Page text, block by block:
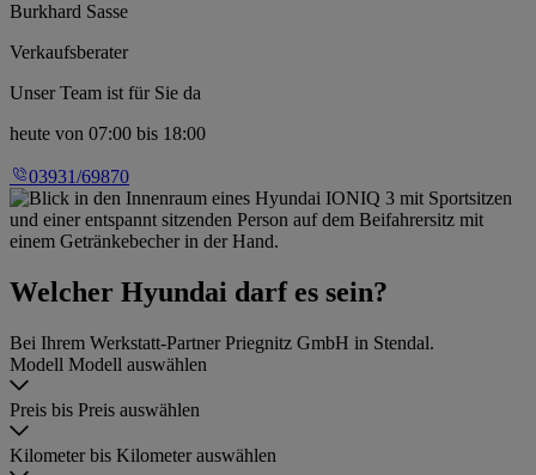
Burkhard Sasse
Verkaufsberater
Unser Team ist für Sie da
heute von 07:00 bis 18:00
03931/69870
Welcher Hyundai darf es sein?
Bei Ihrem Werkstatt-Partner Priegnitz GmbH in Stendal.
Modell Modell auswählen
Preis bis Preis auswählen
Kilometer bis Kilometer auswählen